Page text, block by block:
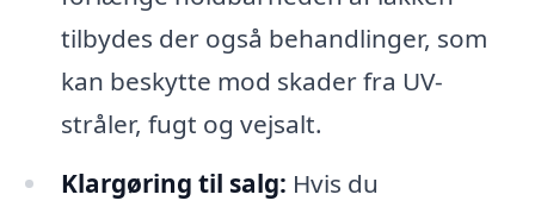
tilbydes der også behandlinger, som
kan beskytte mod skader fra UV-
stråler, fugt og vejsalt.
Klargøring til salg: Hvis du